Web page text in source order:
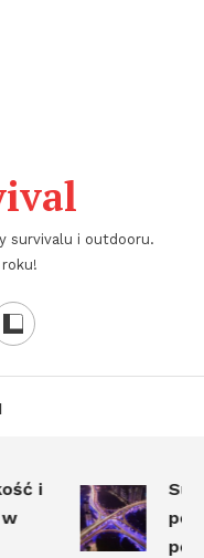
survivalu i outdooru.
roku!
i